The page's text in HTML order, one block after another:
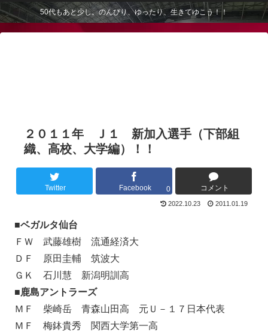
50代もあと少し。のんびり、ゆったり、生きてゆこう！！
２０１１年 Ｊ１ 新加入選手（下部組
織、高校、大学編）！！
Twitter Facebook 0 コメント
2022.10.23 2011.01.19
■ベガルタ仙台
ＦＷ 武藤雄樹 流通経済大
ＤＦ 原田圭輔 筑波大
ＧＫ 石川慧 新潟明訓高
■鹿島アントラーズ
ＭＦ 柴崎岳 青森山田高 元Ｕ－１７日本代表
ＭＦ 梅鉢貴秀 関西大学第一高